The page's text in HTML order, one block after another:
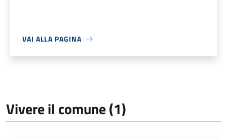
VAI ALLA PAGINA
Vivere il comune (1)